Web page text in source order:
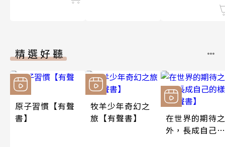
精選好聽
原子習慣【有聲
書】
牧羊少年奇幻之
旅【有聲書】
在世界的期待之
外，長成自己的